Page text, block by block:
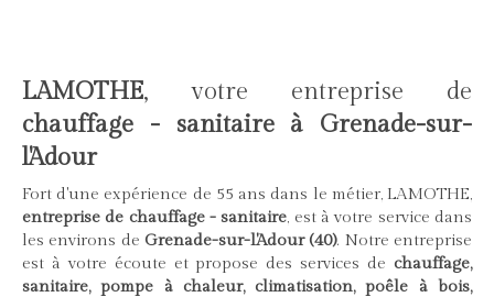
LAMOTHE, votre entreprise de
chauffage - sanitaire à Grenade-sur-
l'Adour
Fort d'une expérience de 55 ans dans le métier, LAMOTHE,
entreprise de chauffage - sanitaire, est à votre service dans
les environs de Grenade-sur-l'Adour (40). Notre entreprise
est à votre écoute et propose des services de chauffage,
sanitaire, pompe à chaleur, climatisation, poêle à bois,